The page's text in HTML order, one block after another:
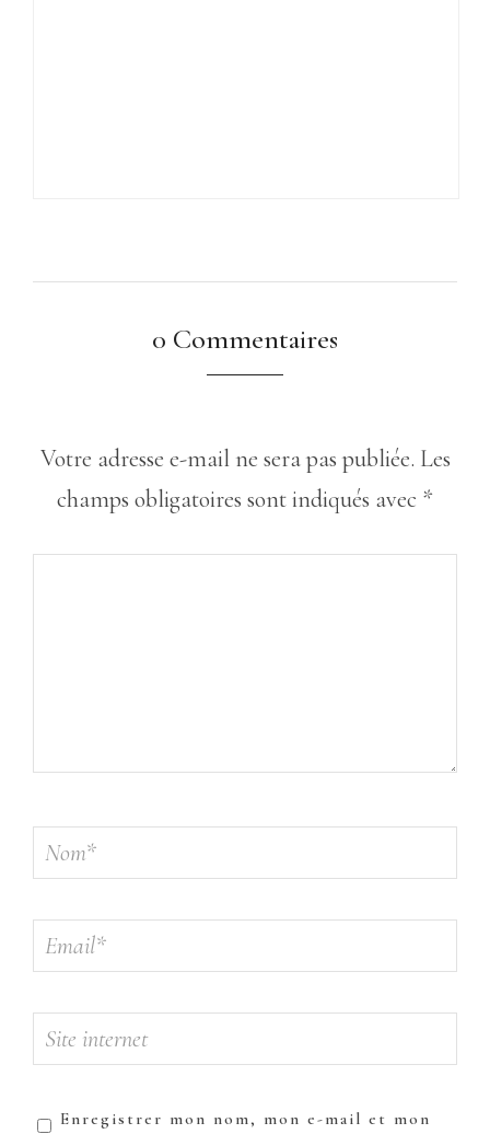
0 Commentaires
Votre adresse e-mail ne sera pas publiée. Les
champs obligatoires sont indiqués avec *
Enregistrer mon nom, mon e-mail et mon